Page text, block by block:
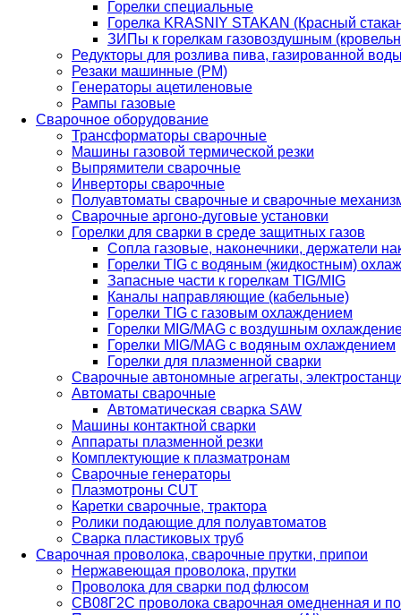
Горелки специальные
Горелка KRASNIY STAKAN (Красный
ЗИПы к горелкам газовоздушным
Редукторы для розлива пива, газированной
Резаки машинные (РМ)
Генераторы ацетиленовые
Рампы газовые
Сварочное оборудование
Трансформаторы сварочные
Машины газовой термической резки
Выпрямители сварочные
Инверторы сварочные
Полуавтоматы сварочные и сварочные
Сварочные аргоно-дуговые установки
Горелки для сварки в среде защитных газов
Сопла газовые, наконечники, держатели
Горелки TIG с водяным (жидкостным)
Запасные части к горелкам TIG/MIG
Каналы направляющие (кабельные)
Горелки TIG с газовым охлаждением
Горелки MIG/MAG с воздушным
Горелки MIG/MAG с водяным охлаждением
Горелки для плазменной сварки
Сварочные автономные агрегаты,
Автоматы сварочные
Автоматическая сварка SAW
Машины контактной сварки
Аппараты плазменной резки
Комплектующие к плазматронам
Сварочные генераторы
Плазмотроны CUT
Каретки сварочные, трактора
Ролики подающие для полуавтоматов
Сварка пластиковых труб
Сварочная проволока, сварочные прутки, припои
Нержавеющая проволока, прутки
Проволока для сварки под флюсом
СВ08Г2С проволока сварочная омедненная и